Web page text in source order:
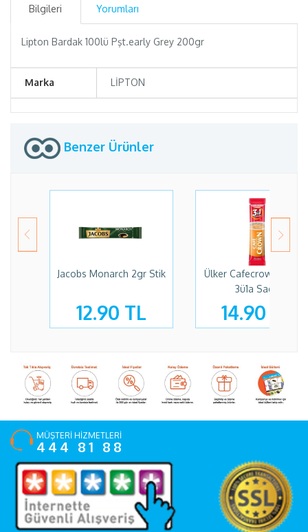
Bilgileri
Yorumları
Lipton Bardak 100lü Pşt.early Grey 200gr
Marka LİPTON
Benzer Ürünler
Jacobs Monarch 2gr Stik
12.90 TL
Ülker Cafecrown 17,5
3ü1a Sade
14.90 TL
MÜŞTERİ HİZMETLERİ
444 81 88